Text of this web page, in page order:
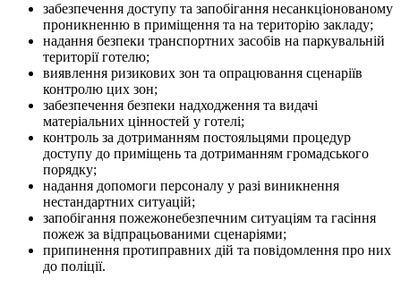
забезпечення доступу та запобігання несанкціонованому
проникненню в приміщення та на територію закладу;
надання безпеки транспортних засобів на паркувальній
території готелю;
виявлення ризикових зон та опрацювання сценаріїв
контролю цих зон;
забезпечення безпеки надходження та видачі
матеріальних цінностей у готелі;
контроль за дотриманням постояльцями процедур
доступу до приміщень та дотриманням громадського
порядку;
надання допомоги персоналу у разі виникнення
нестандартних ситуацій;
запобігання пожежонебезпечним ситуаціям та гасіння
пожеж за відпрацьованими сценаріями;
припинення протиправних дій та повідомлення про них
до поліції.